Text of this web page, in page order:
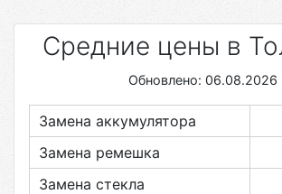
Средние цены в
Обновлено: 06.08.2026
Замена аккумулятора
Замена ремешка
Замена стекла